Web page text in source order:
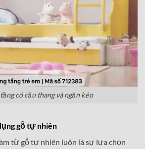
có cầu thang và ngăn kéo
gỗ tự nhiên
từ gỗ tự nhiên luôn là sự lựa chọn